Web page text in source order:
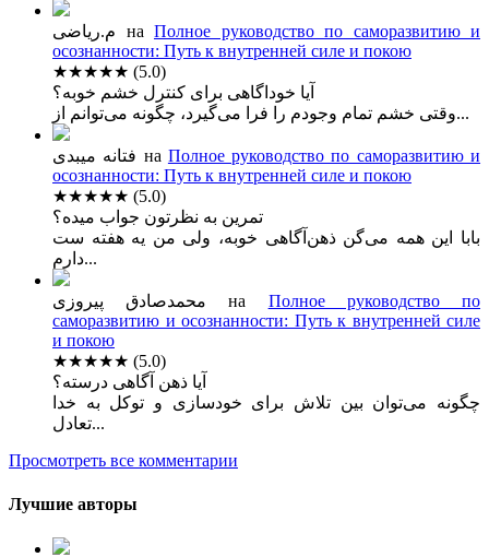
م.ریاضی на Полное руководство по саморазвитию и
осознанности: Путь к внутренней силе и покою
★★★★★ (5.0)
آیا خوداگاهی برای کنترل خشم خوبه؟
وقتی خشم تمام وجودم را فرا می‌گیرد، چگونه می‌توانم از...
فتانه میبدی на Полное руководство по саморазвитию и
осознанности: Путь к внутренней силе и покою
★★★★★ (5.0)
تمرین به نظرتون جواب میده؟
بابا این همه می‌گن ذهن‌آگاهی خوبه، ولی من یه هفته ست
دارم...
محمدصادق پیروزی на Полное руководство по
саморазвитию и осознанности: Путь к внутренней силе
и покою
★★★★★ (5.0)
آیا ذهن آگاهی درسته؟
چگونه می‌توان بین تلاش برای خودسازی و توکل به خدا
تعادل...
Просмотреть все комментарии
Лучшие авторы